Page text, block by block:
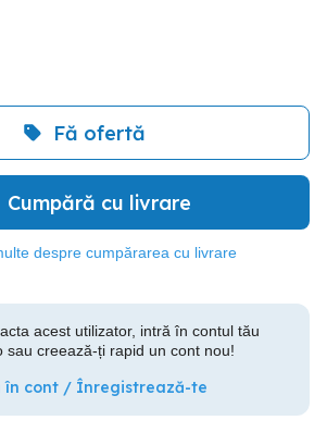
Fă ofertă
Cumpără cu livrare
despre cumpărarea cu livrare
acest utilizator, intră în contul tău
sau creează-ți rapid un cont nou!
în cont / Înregistrează-te